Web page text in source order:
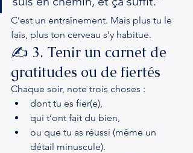
C’est un entraînement. Mais plus tu le
fais, plus ton cerveau s’y habitue.
✍️ 3. Tenir un carnet de
gratitudes ou de fiertés
Chaque soir, note trois choses :
dont tu es fier(e),
qui t’ont fait du bien,
ou que tu as réussi (même un
détail minuscule).